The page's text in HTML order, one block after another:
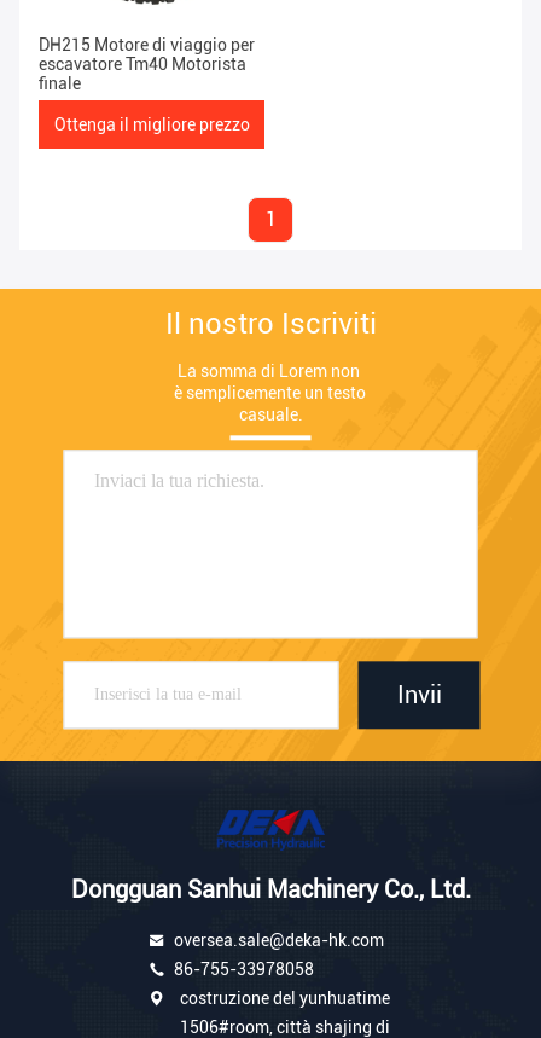
DH215 Motore di viaggio per
escavatore Tm40 Motorista
finale
Ottenga il migliore prezzo
1
Il nostro Iscriviti
La somma di Lorem non
è semplicemente un testo
casuale.
Invii
Dongguan Sanhui Machinery Co., Ltd.
oversea.sale@deka-hk.com
86-755-33978058
costruzione del yunhuatime
1506#room, città shajing di